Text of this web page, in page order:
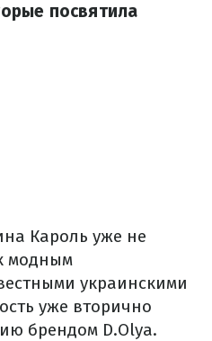
посвятила
Кароль уже не
модным
украинскими
уже вторично
брендом D.Olya.